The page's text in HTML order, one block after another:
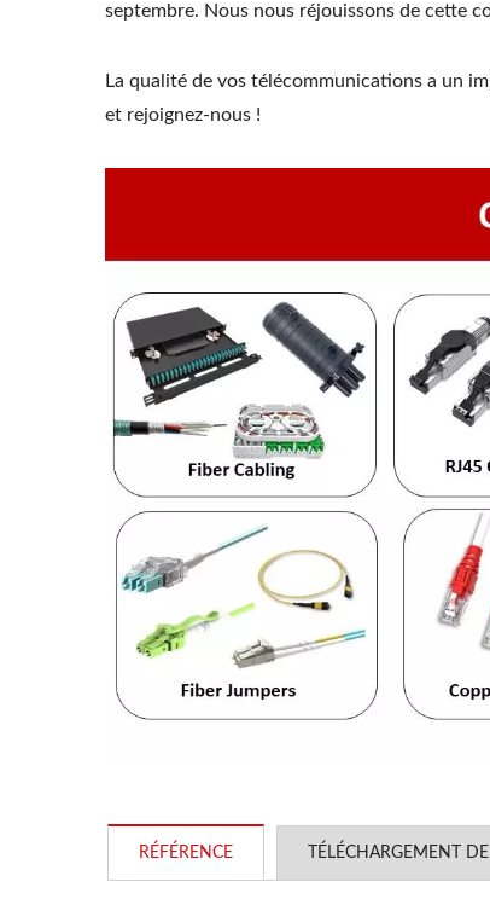
septembre. Nous nous réjouissons de cette
La qualité de vos télécommunications a un
et rejoignez-nous !
RÉFÉRENCE TÉLÉCHARGEMENT